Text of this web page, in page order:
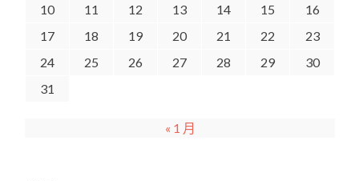
10
11 12 13 14 15
16
17
18 19 20 21 22
23
24
25 26 27 28 29
30
31
« 1 月